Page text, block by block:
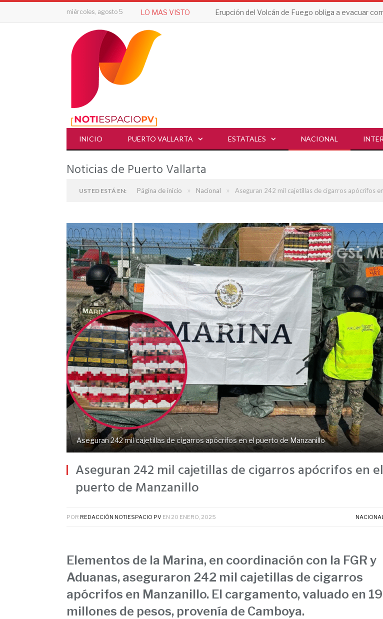
miércoles, agosto 5 LO MAS VISTO
INICIO PUERTO VALLARTA ESTATALES NACIONAL
Noticias de Puerto Vallarta
USTED ESTÁ EN: Página de inicio » Nacional » Aseguran 242 mil cajetillas de cigarros apócrifos
Aseguran 242 mil cajetillas de cigarros apócrifos en el puerto de Manzanillo
Aseguran 242 mil cajetillas de cigarros apócrifos en el
puerto de Manzanillo
POR REDACCIÓN NOTIESPACIO PV EN 20 ENERO, 2025
Elementos de la Marina, en coordinación con la FGR y
Aduanas, aseguraron 242 mil cajetillas de cigarros
apócrifos en Manzanillo. El cargamento, valuado en 19
millones de pesos, provenía de Camboya.